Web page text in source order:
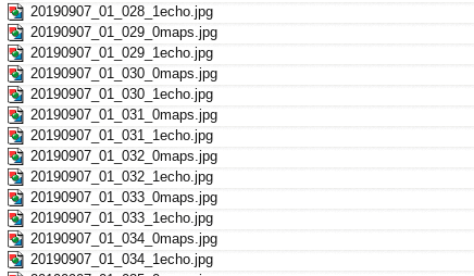
20190907_01_028_1echo.jpg
20190907_01_029_0maps.jpg
20190907_01_029_1echo.jpg
20190907_01_030_0maps.jpg
20190907_01_030_1echo.jpg
20190907_01_031_0maps.jpg
20190907_01_031_1echo.jpg
20190907_01_032_0maps.jpg
20190907_01_032_1echo.jpg
20190907_01_033_0maps.jpg
20190907_01_033_1echo.jpg
20190907_01_034_0maps.jpg
20190907_01_034_1echo.jpg